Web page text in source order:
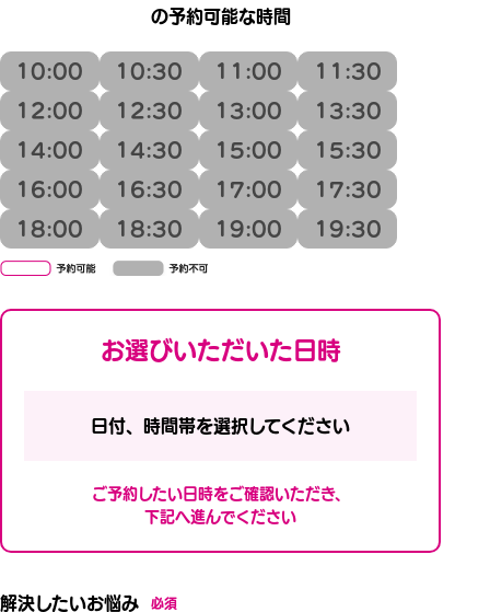
の予約可能な時間
10:00 10:30 11:00
11:30
12:00
12:30 13:00
13:30
14:00
14:30 15:00
15:30
16:00
16:30 17:00
17:30
18:00
18:30 19:00 19:30
お選びいただいた日時
日付、時間帯を選択してください
ご予約したい日時をご確認いただき、
下記へ進んでください
解決したいお悩み 必須